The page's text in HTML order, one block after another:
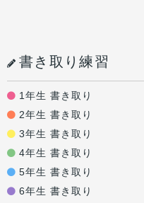
書き取り練習
1年生 書き取り
2年生 書き取り
3年生 書き取り
4年生 書き取り
5年生 書き取り
6年生 書き取り